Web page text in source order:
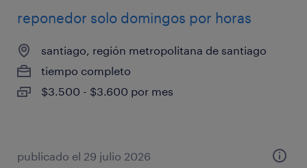
reponedor solo domingos por horas
santiago, región metropolitana de santiago
tiempo completo
$3.500 - $3.600 por mes
publicado el 29 julio 2026